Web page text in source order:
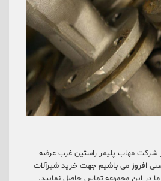
شرکت مهاب پلیمر راستین غرب عرضه
افروز می باشیم جهت خرید شیرآلات